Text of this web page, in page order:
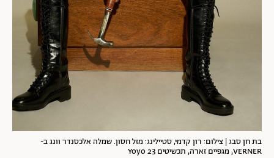
בת חן סבג | צילום: רון קדמי, סטיילינג: מזל חסון. שמלה אלכסנדר וונג ב-
VERNER, מגפיים זארה, תכשיטים Yoyo 23